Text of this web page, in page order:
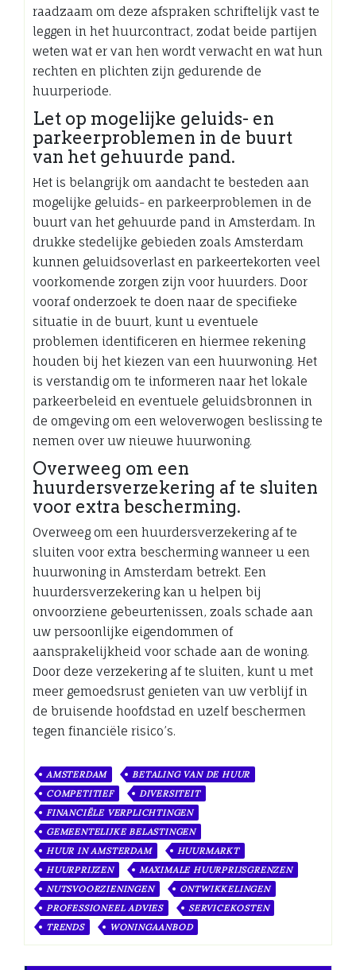
raadzaam om deze afspraken schriftelijk vast te
leggen in het huurcontract, zodat beide partijen
weten wat er van hen wordt verwacht en wat hun
rechten en plichten zijn gedurende de
huurperiode.
Let op mogelijke geluids- en
parkeerproblemen in de buurt
van het gehuurde pand.
Het is belangrijk om aandacht te besteden aan
mogelijke geluids- en parkeerproblemen in de
buurt van het gehuurde pand in Amsterdam. In
drukke stedelijke gebieden zoals Amsterdam
kunnen geluidsoverlast en parkeertekorten veel
voorkomende zorgen zijn voor huurders. Door
vooraf onderzoek te doen naar de specifieke
situatie in de buurt, kunt u eventuele
problemen identificeren en hiermee rekening
houden bij het kiezen van een huurwoning. Het
is verstandig om te informeren naar het lokale
parkeerbeleid en eventuele geluidsbronnen in
de omgeving om een weloverwogen beslissing te
nemen over uw nieuwe huurwoning.
Overweeg om een ​​
huurdersverzekering af te sluiten
voor extra bescherming.
Overweeg om een huurdersverzekering af te
sluiten voor extra bescherming wanneer u een
huurwoning in Amsterdam betrekt. Een
huurdersverzekering kan u helpen bij
onvoorziene gebeurtenissen, zoals schade aan
uw persoonlijke eigendommen of
aansprakelijkheid voor schade aan de woning.
Door deze verzekering af te sluiten, kunt u met
meer gemoedsrust genieten van uw verblijf in
de bruisende hoofdstad en uzelf beschermen
tegen financiële risico’s.
AMSTERDAM
BETALING VAN DE HUUR
COMPETITIEF
DIVERSITEIT
FINANCIËLE VERPLICHTINGEN
GEMEENTELIJKE BELASTINGEN
HUUR IN AMSTERDAM
HUURMARKT
HUURPRIJZEN
MAXIMALE HUURPRIJSGRENZEN
NUTSVOORZIENINGEN
ONTWIKKELINGEN
PROFESSIONEEL ADVIES
SERVICEKOSTEN
TRENDS
WONINGAANBOD